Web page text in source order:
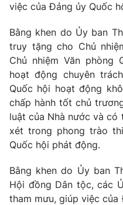
Cơ quan chủ quản:
Đài
Cơ quan báo chí:Thời báo
Giấy phép hoạt động báo in
cấp ngày 29/12/2023
Tổng Biên tập: Vũ Thanh
Phó Tổng Biên tập: Nguyễn
Nguyễn Trọng Ninh
Ðiện thoại Thời báo VTV:
Email:
toasoan@vtv.vn
việc của Đảng ủy Quốc
Bằng khen do Ủy ban
truy tặng cho Chủ
Chủ nhiệm Văn phòng
hoạt động chuyên
Quốc hội hoạt động
chấp hành tốt chủ
luật của Nhà nước và
xét trong phong trào
Quốc hội phát động.
Bằng khen do Ủy ban
Hội đồng Dân tộc, các
tham mưu, giúp việc của